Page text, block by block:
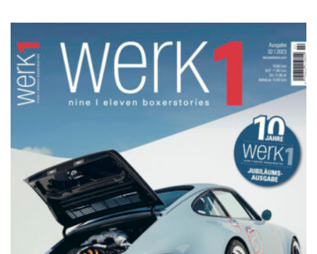
NETZWERKEINS GO! // ONLINE-STORE BY WERK1